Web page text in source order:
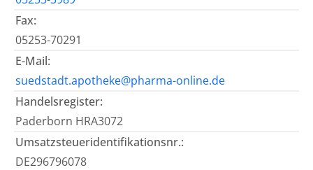
Fax:
05253-70291
E-Mail:
suedstadt.apotheke@pharma-online.de
Handelsregister:
Paderborn HRA3072
Umsatzsteueridentifikationsnr.:
DE296796078